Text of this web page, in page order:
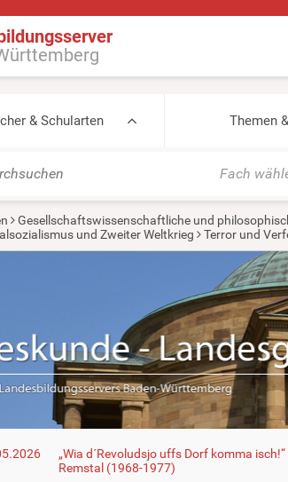
& Schularten Themen
Fach
Gesellschaftswissenschaftliche und
und Zweiter Weltkrieg Terror und
„Wia d´Revoludsjo uffs Dorf komma
Remstal (1968-1977)